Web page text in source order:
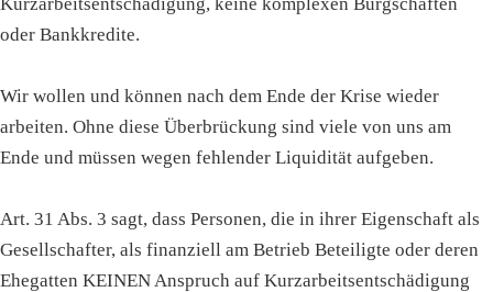
oder Bankkredite.
Wir wollen und können nach dem Ende der Krise wieder
arbeiten. Ohne diese Überbrückung sind viele von uns am
Ende und müssen wegen fehlender Liquidität aufgeben.
Art. 31 Abs. 3 sagt, dass Personen, die in ihrer Eigenschaft als
Gesellschafter, als finanziell am Betrieb Beteiligte oder deren
Ehegatten KEINEN Anspruch auf Kurzarbeitsentschädigung